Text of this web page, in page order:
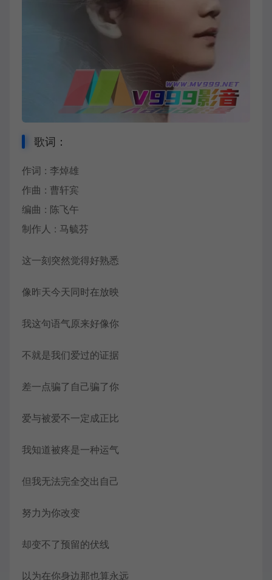
歌词：
作词 : 李焯雄
作曲 : 曹轩宾
编曲 : 陈飞午
制作人 : 马毓芬
这一刻突然觉得好熟悉
像昨天今天同时在放映
我这句语气原来好像你
不就是我们爱过的证据
差一点骗了自己骗了你
爱与被爱不一定成正比
我知道被疼是一种运气
但我无法完全交出自己
努力为你改变
却变不了预留的伏线
以为在你身边那也算永远